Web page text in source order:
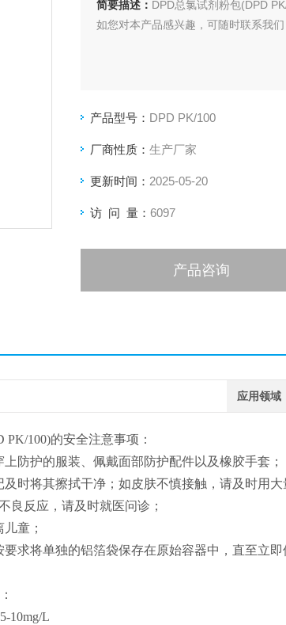
简要描述： DPD总氯试剂粉包(DPD
如您对本产品感兴趣，可随时联系我
产品型号： DPD PK/100
厂商性质： 生产厂家
更新时间： 2025-05-20
访 问 量： 6097
产品咨询
应用领域
PK/100)的安全注意事项：
防护的服装、佩戴面部防护配件以及橡胶手套；
及时将其擦拭干净；如皮肤不慎接触，请及时用
良反应，请及时就医问诊；
童；
要求将单独的铝箔袋保存在原始容器中，直至立
10mg/L